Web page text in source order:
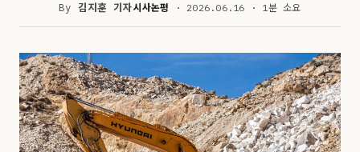
By김지훈 기자시사논평 · 2026.06.16 · 1분 소요